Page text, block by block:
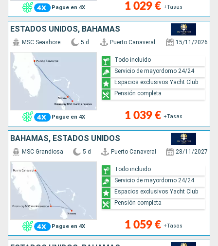
Pague en 4X 1 029 € +Tasas
ESTADOS UNIDOS, BAHAMAS
Pague en 4X
MSC Seashore 5 d Puerto Canaveral 15/11/2026
1 039 € +Tasas
Todo incluido
Servicio de mayordomo 24/24
Espacios exclusivos Yacht Club
Pensión completa
BAHAMAS, ESTADOS UNIDOS
Pague en 4X
MSC Grandiosa 5 d Puerto Canaveral 28/11/2027
1 059 € +Tasas
Todo incluido
Servicio de mayordomo 24/24
Espacios exclusivos Yacht Club
Pensión completa